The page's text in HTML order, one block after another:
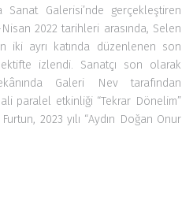
Sanat Galerisi’nde gerçekleştiren
2022 tarihleri arasında, Selen
iki ayrı katında düzenlenen son
izlendi. Sanatçı son olarak
Galeri Nev tarafından
paralel etkinliği “Tekrar Dönelim”
2023 yılı “Aydın Doğan Onur